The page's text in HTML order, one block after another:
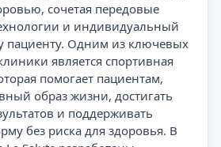
сочетая передовые
и индивидуальный
пациенту. Одним из ключевых
является спортивная
помогает пациентам,
образ жизни, достигать
и поддерживать
без риска для здоровья. В